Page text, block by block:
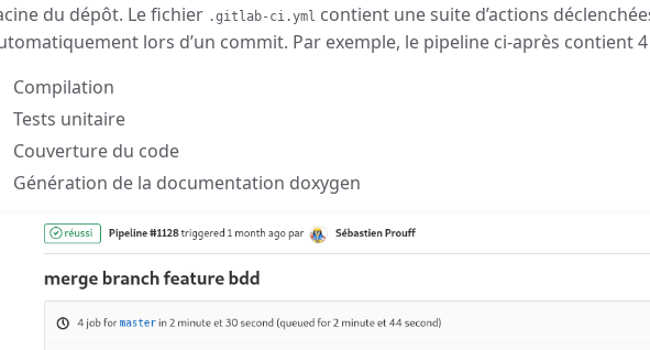
du dépôt. Le fichier .gitlab-ci.yml contient une suite d’actions
lors d’un commit. Par exemple, le pipeline ci-après contient
Compilation
Tests unitaire
Couverture du code
Génération de la documentation doxygen